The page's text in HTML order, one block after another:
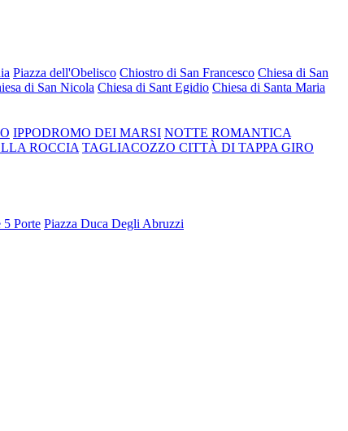
Piazza dell'Obelisco Chiostro di San Francesco Chiesa di San
di San Nicola Chiesa di Sant Egidio Chiesa di Santa Maria
IPPODROMO DEI MARSI NOTTE ROMANTICA
ROCCIA TAGLIACOZZO CITTÀ DI TAPPA GIRO
5 Porte Piazza Duca Degli Abruzzi